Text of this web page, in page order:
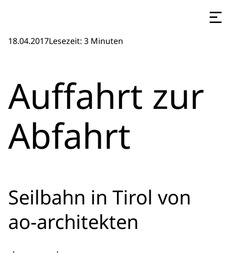
18.04.2017Lesezeit: 3 Minuten
Auffahrt zur
Abfahrt
Seilbahn in Tirol von
ao-architekten